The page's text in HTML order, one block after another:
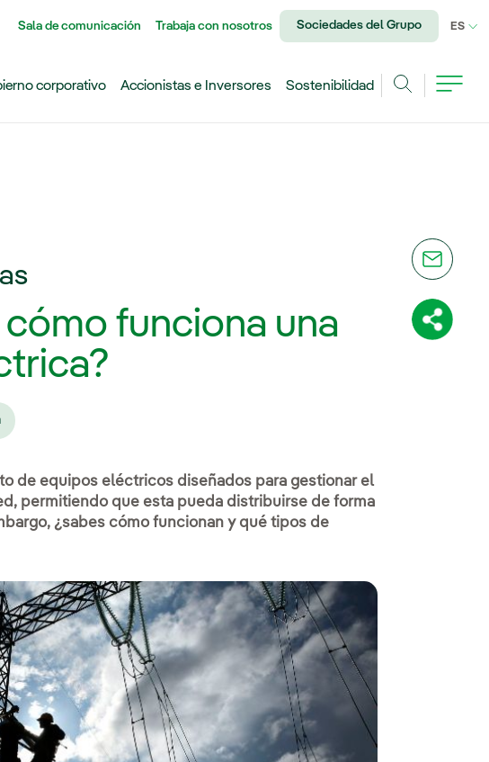
Sala de comunicación Trabaja con nosotros Sociedades del Grupo ES
corporativo Accionistas e Inversores
Sostenibilidad
cómo funciona una
de equipos eléctricos diseñados para gestionar el
permitiendo que esta pueda distribuirse de forma
¿sabes cómo funcionan y qué tipos de